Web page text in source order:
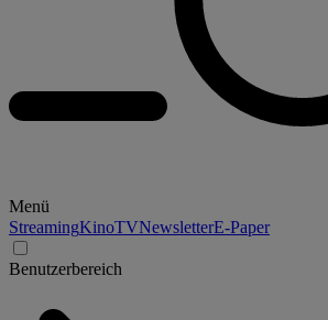
Menü
StreamingKinoTVNewsletterE-Paper
Benutzerbereich